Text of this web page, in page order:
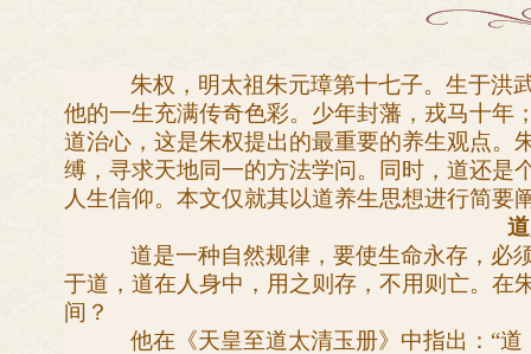
朱权，明太祖朱元璋第十七子。生于洪
他的一生充满传奇色彩。少年封藩，戎马十年
道治心，这是朱权提出的最重要的养生观点。
缚，寻求天地同一的方法学问。同时，道还是
人生信仰。本文仅就其以道养生思想进行简要
道是一种自然规律，要使生命永存，必
于道，道在人身中，用之则存，不用则亡。在
间？
他在《天皇至道太清玉册》中指出：“